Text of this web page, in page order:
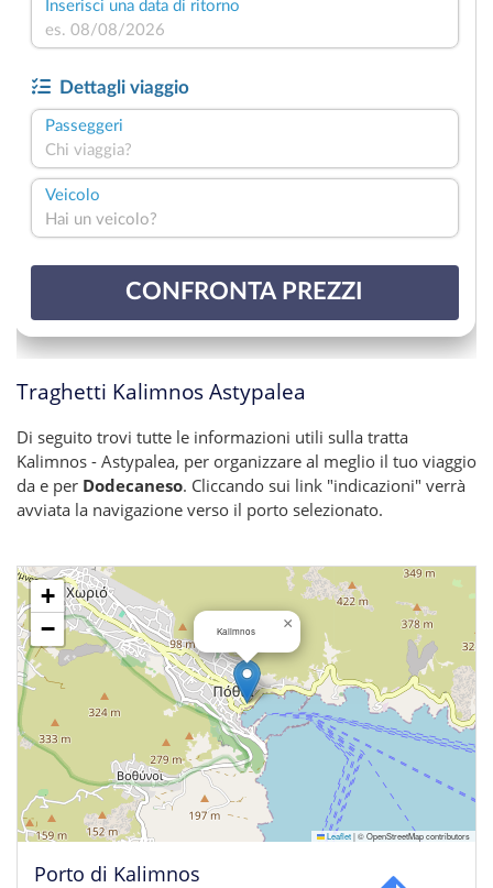
Traghetti Kalimnos Astypalea
Di seguito trovi tutte le informazioni utili sulla tratta
Kalimnos - Astypalea, per organizzare al meglio il tuo viaggio
da e per Dodecaneso. Cliccando sui link "indicazioni" verrà
avviata la navigazione verso il porto selezionato.
Kalimnos ×
+
−
Leaflet|© OpenStreetMap contributors
Porto di Kalimnos